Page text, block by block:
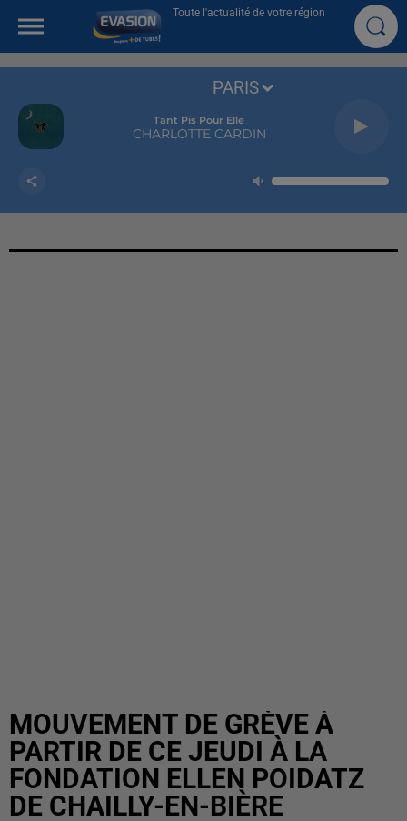
Toute l'actualité de votre région
Tant Pis Pour Elle
CHARLOTTE CARDIN
PARIS
MOUVEMENT DE GRÈVE À
PARTIR DE CE JEUDI À LA
FONDATION ELLEN POIDATZ
DE CHAILLY-EN-BIÈRE